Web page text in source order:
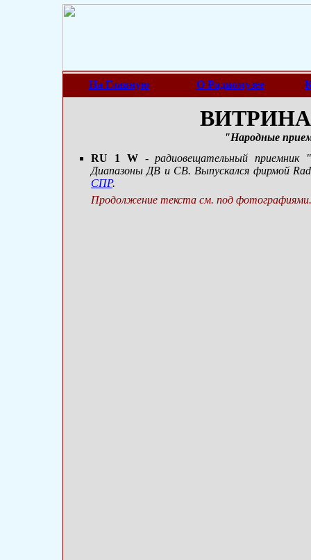
На Главную О Радиомузее
ВИТРИНА
"Народные
RU 1 W- радиовещательный приемник
Диапазоны ДВ и СВ. Выпускался фирмой
СПР.
Продолжение текста см. под